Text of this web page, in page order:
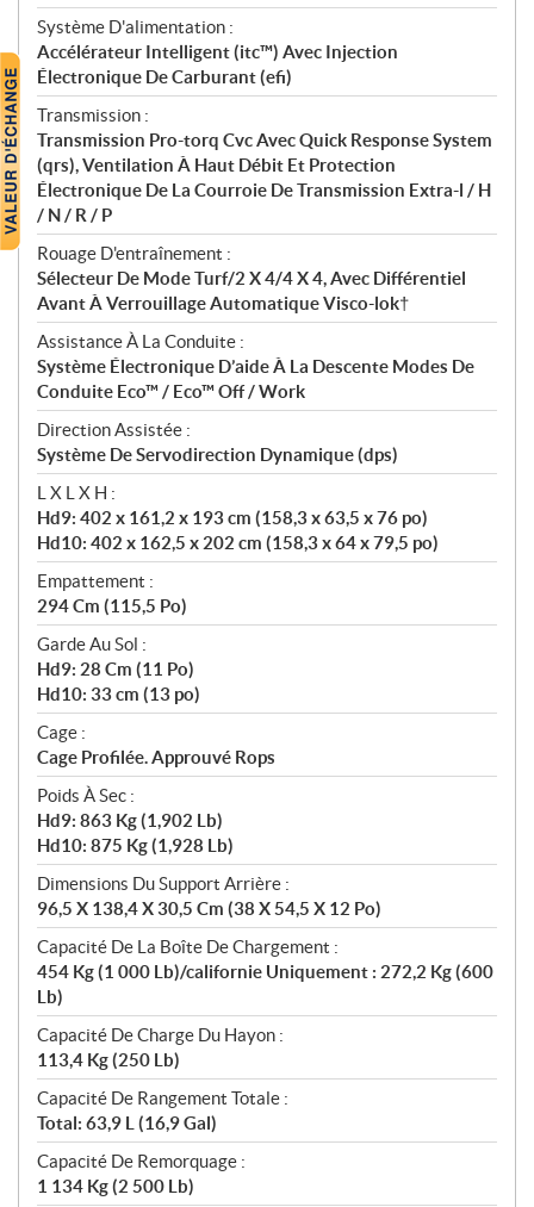
Système D'alimentation :
Accélérateur Intelligent (itc™) Avec Injection
Électronique De Carburant (efi)
Transmission :
Transmission Pro-torq Cvc Avec Quick Response System
(qrs), Ventilation À Haut Débit Et Protection
Électronique De La Courroie De Transmission Extra-l / H
/ N / R / P
Rouage D'entraînement :
Sélecteur De Mode Turf/2 X 4/4 X 4, Avec Différentiel
Avant À Verrouillage Automatique Visco-lok†
Assistance À La Conduite :
Système Électronique D’aide À La Descente Modes De
Conduite Eco™ / Eco™ Off / Work
Direction Assistée :
Système De Servodirection Dynamique (dps)
L X L X H :
Hd9: 402 x 161,2 x 193 cm (158,3 x 63,5 x 76 po)
Hd10: 402 x 162,5 x 202 cm (158,3 x 64 x 79,5 po)
Empattement :
294 Cm (115,5 Po)
Garde Au Sol :
Hd9: 28 Cm (11 Po)
Hd10: 33 cm (13 po)
Cage :
Cage Profilée. Approuvé Rops
Poids À Sec :
Hd9: 863 Kg (1,902 Lb)
Hd10: 875 Kg (1,928 Lb)
Dimensions Du Support Arrière :
96,5 X 138,4 X 30,5 Cm (38 X 54,5 X 12 Po)
Capacité De La Boîte De Chargement :
454 Kg (1 000 Lb)/californie Uniquement : 272,2 Kg (600
Lb)
Capacité De Charge Du Hayon :
113,4 Kg (250 Lb)
Capacité De Rangement Totale :
Total: 63,9 L (16,9 Gal)
Capacité De Remorquage :
1 134 Kg (2 500 Lb)